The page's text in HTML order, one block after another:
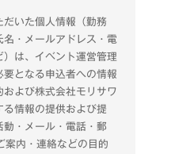
だいた個人情報（勤務
・メールアドレス・電
は、イベント運営管理
要となる申込者への情報
よび株式会社モリサワ
る情報の提供および提
・メール・電話・郵
案内・連絡などの目的